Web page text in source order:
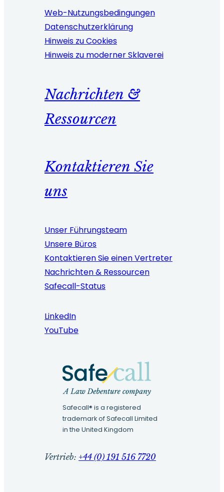
Web-Nutzungsbedingungen
Datenschutzerklärung
Hinweis zu Cookies
Hinweis zu moderner Sklaverei
Nachrichten &
Ressourcen
Kontaktieren Sie
uns
Unser Führungsteam
Unsere Büros
Kontaktieren Sie einen Vertreter
Nachrichten & Ressourcen
Safecall-Status
LinkedIn
YouTube
Safecall® is a registered
trademark of Safecall Limited
in the United Kingdom
Vertrieb: +44 (0) 191 516 7720